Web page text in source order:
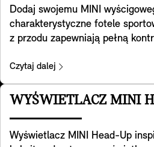
Dodaj swojemu MINI
charakterystyczne fotele
z przodu zapewniają pełną
geometrię foteli sportowych,
zagłówki i oferują dodatkowe
pokonywania zakrętów w
Czytaj dalej
WYŚWIETLACZ MINI
Wyświetlacz MINI Head-Up